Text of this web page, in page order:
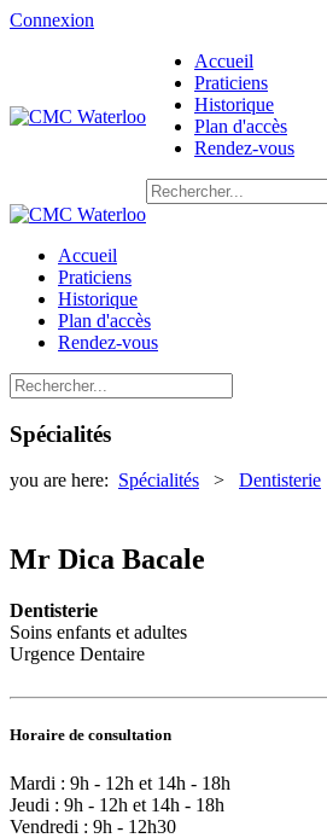
Connexion
Accueil
Praticiens
Historique
Plan d'accès
Rendez-vous
Accueil
Praticiens
Historique
Plan d'accès
Rendez-vous
Spécialités
you are here: Spécialités > Dentisterie
Mr Dica Bacale
Dentisterie
Soins enfants et adultes
Urgence Dentaire
Horaire de consultation
Mardi : 9h - 12h et 14h - 18h
Jeudi : 9h - 12h et 14h - 18h
Vendredi : 9h - 12h30